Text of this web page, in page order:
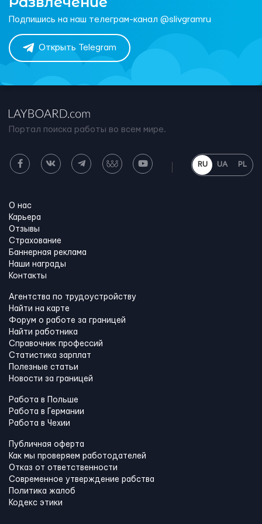
Подпишись на наш телеграм-канал @slivgramru
Открыть Telegram
Портал поиска работы во всем мире.
RU UA PL
О нас
Карьера
Отзывы
Страхование
Баннерная реклама
Наши награды
Контакты
Агентства по трудоустройству
Найти на карте
Форум о работе за границей
Найти работника
Справочник профессий
Статистика зарплат
Полезные статьи
Новости за границей
Работа в Польше
Работа в Германии
Работа в Чехии
Публичная оферта
Как мы проверяем работодателей
Отказ от ответственности
Современное утверждение рабства
Политика жалоб
Кодекс этики